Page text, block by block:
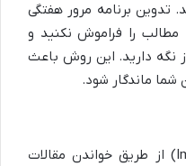
تدوین برنامه مرور هفتگی
را فراموش نکنید و
نگه دارید. این روش باعث
شما ماندگار شود.
با غرق شدن در زبان (Immersion) از طریق خواندن مقالات